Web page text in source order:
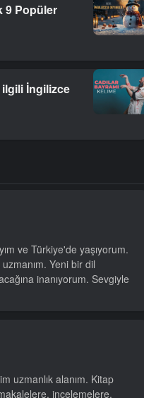
9 Popüler
ilgili İngilizce
ve Türkiye'de yaşıyorum.
Yeni bir dil
inanıyorum. Sevgiyle
uzmanlık alanım. Kitap
incelemelere,